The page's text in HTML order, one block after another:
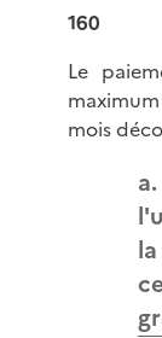
160
Le
mois